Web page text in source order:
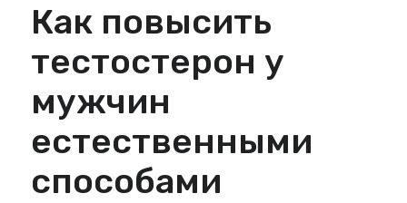
Как повысить
тестостерон у
мужчин
естественными
способами